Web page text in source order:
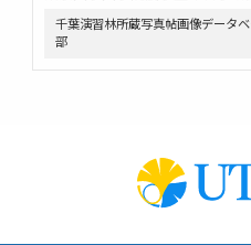
千葉演習林所蔵写真帖画像データ
部